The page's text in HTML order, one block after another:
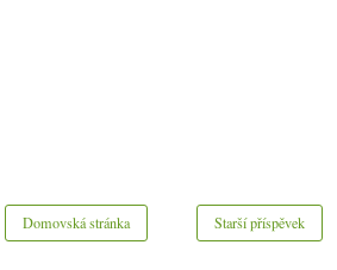
Starší příspěvek
Domovská stránka